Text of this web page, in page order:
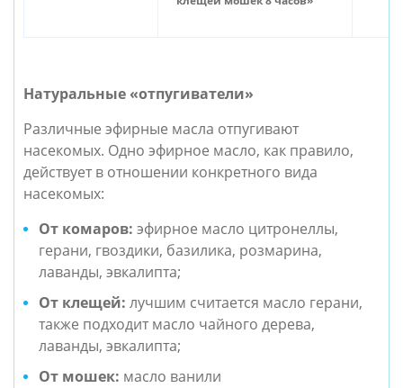
Натуральные «отпугиватели»
Различные эфирные масла отпугивают
насекомых. Одно эфирное масло, как правило,
действует в отношении конкретного вида
насекомых:
От комаров: эфирное масло цитронеллы,
герани, гвоздики, базилика, розмарина,
лаванды, эвкалипта;
От клещей: лучшим считается масло герани,
также подходит масло чайного дерева,
лаванды, эвкалипта;
От мошек: масло ванили